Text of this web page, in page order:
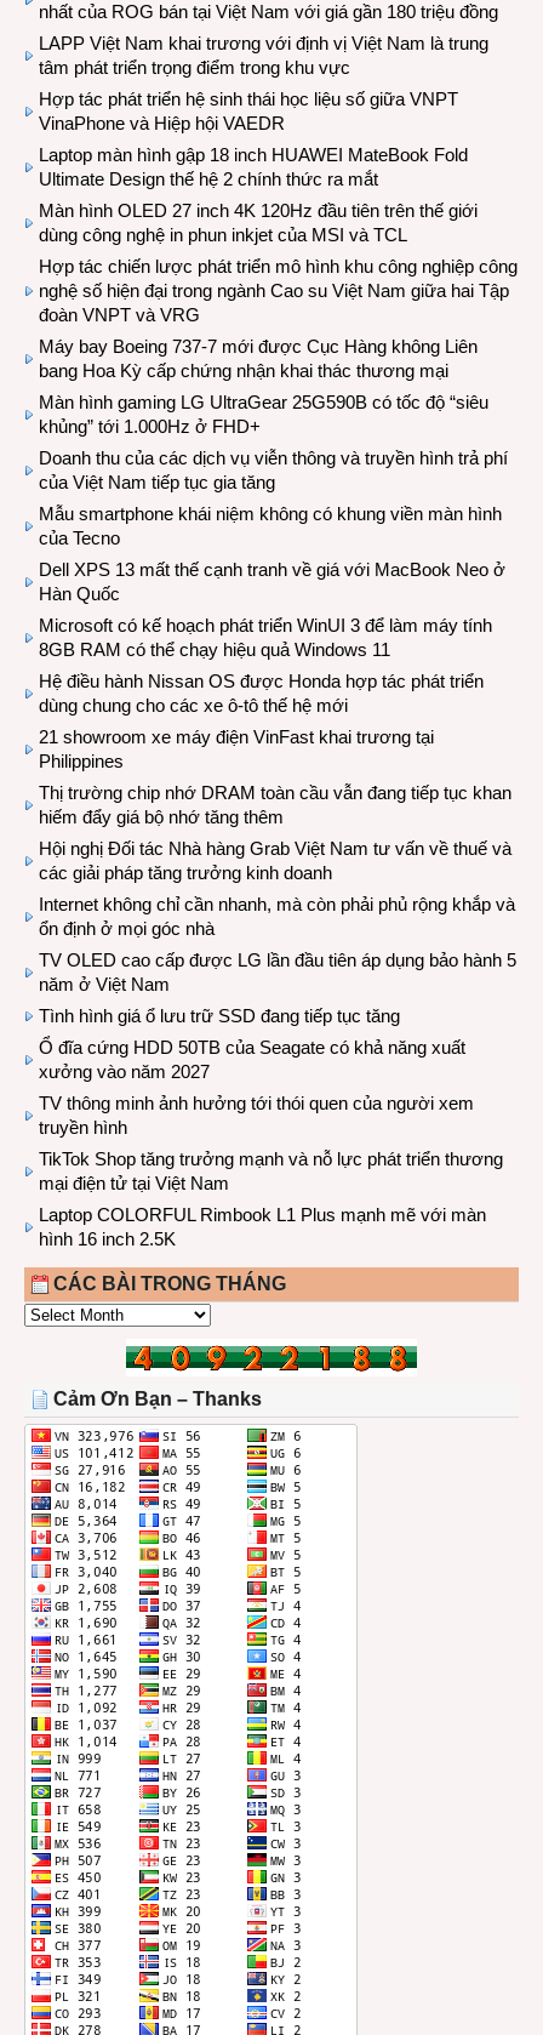
nhất của ROG bán tại Việt Nam với giá gần 180 triệu đồng
LAPP Việt Nam khai trương với định vị Việt Nam là trung
tâm phát triển trọng điểm trong khu vực
Hợp tác phát triển hệ sinh thái học liệu số giữa VNPT
VinaPhone và Hiệp hội VAEDR
Laptop màn hình gập 18 inch HUAWEI MateBook Fold
Ultimate Design thế hệ 2 chính thức ra mắt
Màn hình OLED 27 inch 4K 120Hz đầu tiên trên thế giới
dùng công nghệ in phun inkjet của MSI và TCL
Hợp tác chiến lược phát triển mô hình khu công nghiệp công
nghệ số hiện đại trong ngành Cao su Việt Nam giữa hai Tập
đoàn VNPT và VRG
Máy bay Boeing 737-7 mới được Cục Hàng không Liên
bang Hoa Kỳ cấp chứng nhận khai thác thương mại
Màn hình gaming LG UltraGear 25G590B có tốc độ “siêu
khủng” tới 1.000Hz ở FHD+
Doanh thu của các dịch vụ viễn thông và truyền hình trả phí
của Việt Nam tiếp tục gia tăng
Mẫu smartphone khái niệm không có khung viền màn hình
của Tecno
Dell XPS 13 mất thế cạnh tranh về giá với MacBook Neo ở
Hàn Quốc
Microsoft có kế hoạch phát triển WinUI 3 để làm máy tính
8GB RAM có thể chạy hiệu quả Windows 11
Hệ điều hành Nissan OS được Honda hợp tác phát triển
dùng chung cho các xe ô-tô thế hệ mới
21 showroom xe máy điện VinFast khai trương tại
Philippines
Thị trường chip nhớ DRAM toàn cầu vẫn đang tiếp tục khan
hiếm đẩy giá bộ nhớ tăng thêm
Hội nghị Đối tác Nhà hàng Grab Việt Nam tư vấn về thuế và
các giải pháp tăng trưởng kinh doanh
Internet không chỉ cần nhanh, mà còn phải phủ rộng khắp và
ổn định ở mọi góc nhà
TV OLED cao cấp được LG lần đầu tiên áp dụng bảo hành 5
năm ở Việt Nam
Tình hình giá ổ lưu trữ SSD đang tiếp tục tăng
Ổ đĩa cứng HDD 50TB của Seagate có khả năng xuất
xưởng vào năm 2027
TV thông minh ảnh hưởng tới thói quen của người xem
truyền hình
TikTok Shop tăng trưởng mạnh và nỗ lực phát triển thương
mại điện tử tại Việt Nam
Laptop COLORFUL Rimbook L1 Plus mạnh mẽ với màn
hình 16 inch 2.5K
CÁC BÀI TRONG THÁNG
CÁC
THÁNG
Cảm Ơn Bạn – Thanks